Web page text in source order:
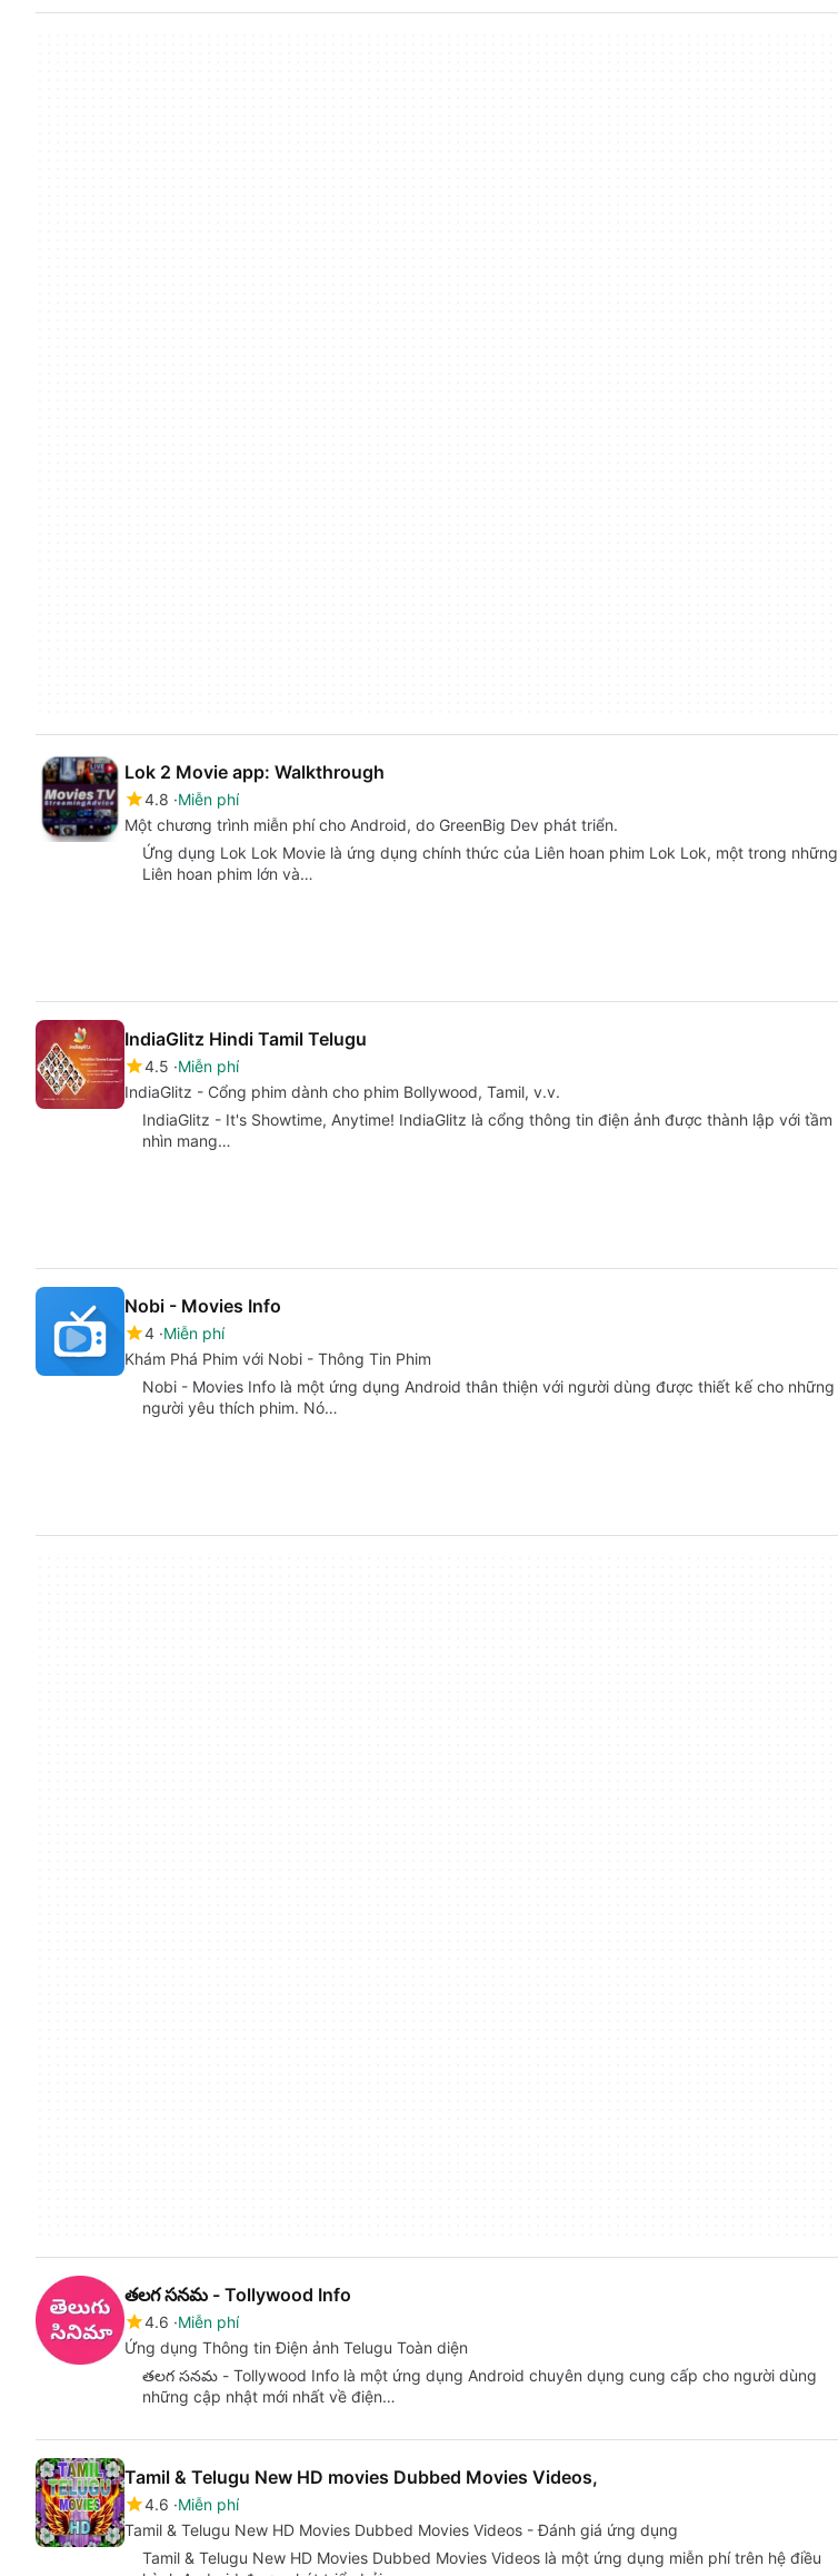
Lok 2 Movie app: Walkthrough
4.8 Miễn phí
Một chương trình miễn phí cho Android, do GreenBig Dev phát triển.
Ứng dụng Lok Lok Movie là ứng dụng chính thức của Liên hoan phim Lok Lok, một trong những
Liên hoan phim lớn và…
IndiaGlitz Hindi Tamil Telugu
4.5 Miễn phí
IndiaGlitz - Cổng phim dành cho phim Bollywood, Tamil, v.v.
IndiaGlitz - It's Showtime, Anytime! IndiaGlitz là cổng thông tin điện ảnh được thành lập với tầm
nhìn mang…
Nobi - Movies Info
4 Miễn phí
Khám Phá Phim với Nobi - Thông Tin Phim
Nobi - Movies Info là một ứng dụng Android thân thiện với người dùng được thiết kế cho những
người yêu thích phim. Nó…
తలగ సనమ - Tollywood Info
4.6 Miễn phí
Ứng dụng Thông tin Điện ảnh Telugu Toàn diện
తలగ సనమ - Tollywood Info là một ứng dụng Android chuyên dụng cung cấp cho người dùng
những cập nhật mới nhất về điện…
Tamil & Telugu New HD movies Dubbed Movies Videos,
4.6 Miễn phí
Tamil & Telugu New HD Movies Dubbed Movies Videos - Đánh giá ứng dụng
Tamil & Telugu New HD Movies Dubbed Movies Videos là một ứng dụng miễn phí trên hệ điều